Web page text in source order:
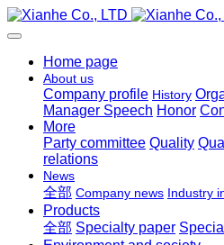
Home page
About us
Company profile History
Manager Speech Honor
More
Party committee Quality
relations
News
全部 Company news Industry
Products
全部 Specialty paper